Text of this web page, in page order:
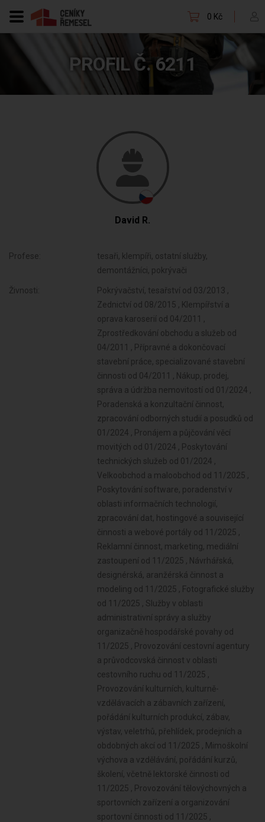
0 Kč
PROFIL Č. 6211
David R.
Profese:
tesaři, klempíři, ostatní služby,
demontážníci, pokrývači
Živnosti:
Pokrývačství, tesařství od 03/2013 ,
Zednictví od 08/2015 , Klempířství a
oprava karoserií od 04/2011 ,
Zprostředkování obchodu a služeb od
04/2011 , Přípravné a dokončovací
stavební práce, specializované stavební
činnosti od 04/2011 , Nákup, prodej,
správa a údržba nemovitostí od 01/2024 ,
Poradenská a konzultační činnost,
zpracování odborných studií a posudků od
01/2024 , Pronájem a půjčování věcí
movitých od 01/2024 , Poskytování
technických služeb od 01/2024 ,
Velkoobchod a maloobchod od 11/2025 ,
Poskytování software, poradenství v
oblasti informačních technologií,
zpracování dat, hostingové a související
činnosti a webové portály od 11/2025 ,
Reklamní činnost, marketing, mediální
zastoupení od 11/2025 , Návrhářská,
designérská, aranžérská činnost a
modeling od 11/2025 , Fotografické služby
od 11/2025 , Služby v oblasti
administrativní správy a služby
organizačně hospodářské povahy od
11/2025 , Provozování cestovní agentury
a průvodcovská činnost v oblasti
cestovního ruchu od 11/2025 ,
Provozování kulturních, kulturně-
vzdělávacích a zábavních zařízení,
pořádání kulturních produkcí, zábav,
výstav, veletrhů, přehlídek, prodejních a
obdobných akcí od 11/2025 , Mimoškolní
výchova a vzdělávání, pořádání kurzů,
školení, včetně lektorské činnosti od
11/2025 , Provozování tělovýchovných a
sportovních zařízení a organizování
sportovní činnosti od 11/2025 ,